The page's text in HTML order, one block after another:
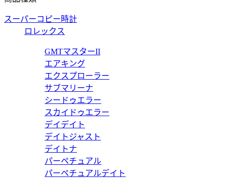
コピー プロフェッショナル300 GMT WBP5115.BA0013 【
コピー プロフェッショナル300 キャリバー5
コピー プロフェッショナル300 キャリバー5
スーパーコピー時計
ロレックス
GMTマスターII
エアキング
エクスプローラー
サブマリーナ
シードゥエラー
スカイドゥエラー
デイデイト
デイトジャスト
デイトナ
パーペチュアル
パーペチュアルデイト